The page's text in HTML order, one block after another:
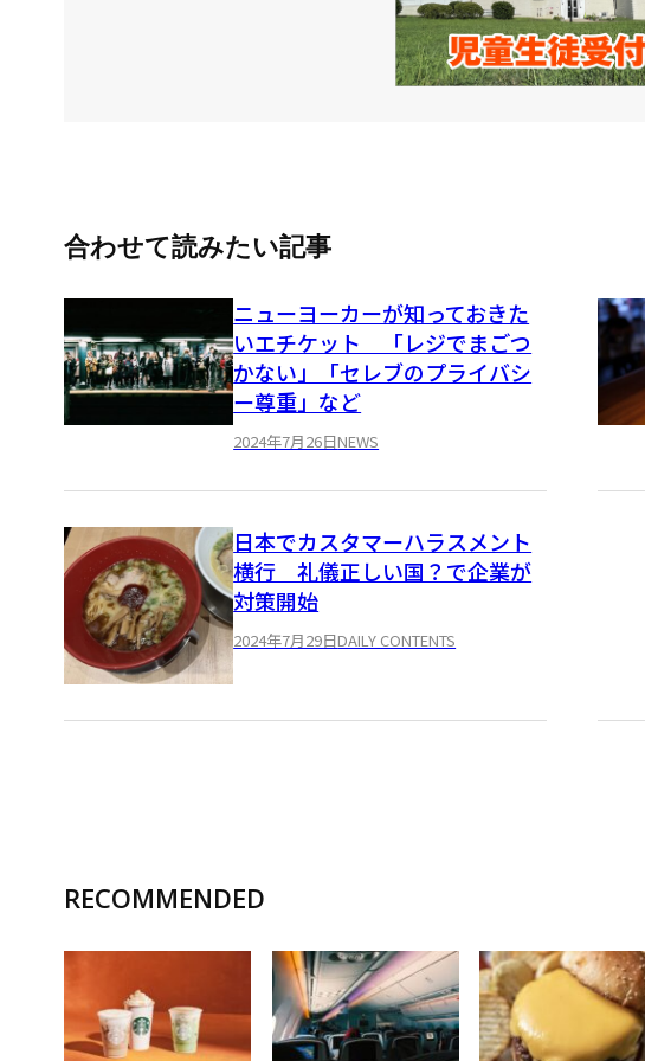
合わせて読みたい記事
ニューヨーカーが知っておきた
いエチケット 「レジでまごつ
かない」「セレブのプライバシ
ー尊重」など
2024年7月26日NEWS
日本でカスタマーハラスメント
横行 礼儀正しい国？で企業が
対策開始
2024年7月29日DAILY CONTENTS
RECOMMENDED